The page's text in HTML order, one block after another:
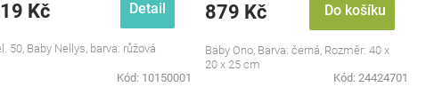
Kč Detail
50, Baby Nellys, barva: růžová
Kód: 10150001
879 Kč Do košíku
Baby Ono, Barva: černá, Rozměr: 40 x
20 x 25 cm
Kód: 24424701